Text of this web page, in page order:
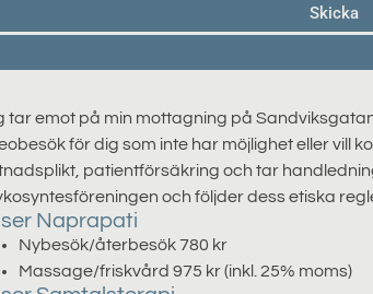
Skicka
tar emot på min mottagning på
för dig som inte har möjlighet eller vill
patientförsäkring och tar
och följder dess etiska
Naprapati
Nybesök/återbesök 780 kr
Massage/friskvård 975 kr (inkl. 25% moms)